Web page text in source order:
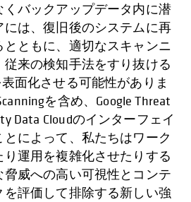
くバックアップデータ内に潜
には、復旧後のシステムに再
ともに、適切なスキャンニ
来の検知手法をすり抜ける
面化させる可能性がありま
を含め、Google Threat
Data Cloudのインターフェイ
によって、私たちはワーク
運用を複雑化させたりする
威への高い可視性とコンテ
評価して排除する新しい強